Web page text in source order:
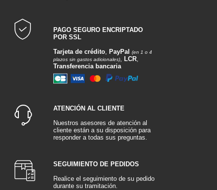
PAGO SEGURO ENCRIPTADO
POR SSL
Tarjeta de crédito, PayPal
(en 1 o 4
plazos sin gastos adicionales), LCR,
Transferencia bancaria
ATENCIÓN AL CLIENTE
Nuestros asesores de atención al
cliente están a su disposición para
responder a todas sus preguntas.
SEGUIMIENTO DE PEDIDOS
Realice el seguimiento de su pedido
durante su tramitación.